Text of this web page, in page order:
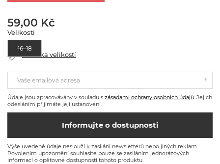
59,00 Kč
Velikosti
16–18
Tabulka velikostí
Vaše emailová adresa
Údaje jsou zpracovávány v souladu s zásadami ochrany osobních údajů . Jejich
odesláním přijímáte její ustanovení.
Informujte o dostupnosti
Výše uvedené údaje neslouží k zasílání newsletterů nebo jiných reklam.
Povolením upozornění souhlasíte pouze se zasíláním jednorázových
informací o opětovné dostupnosti tohoto produktu.